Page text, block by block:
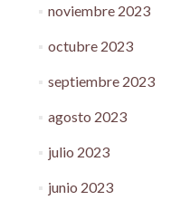
noviembre 2023
octubre 2023
septiembre 2023
agosto 2023
julio 2023
junio 2023